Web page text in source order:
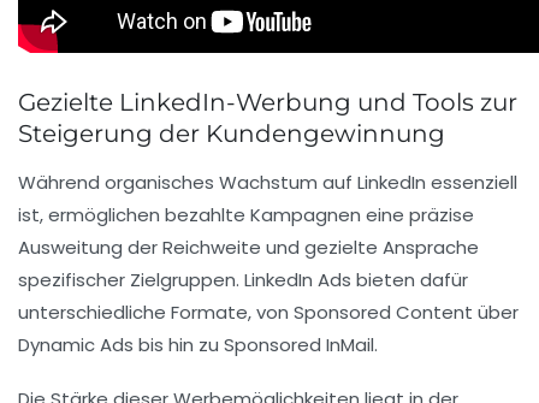
Gezielte LinkedIn-Werbung und Tools zur
Steigerung der Kundengewinnung
Während organisches Wachstum auf LinkedIn essenziell
ist, ermöglichen bezahlte Kampagnen eine präzise
Ausweitung der Reichweite und gezielte Ansprache
spezifischer Zielgruppen. LinkedIn Ads bieten dafür
unterschiedliche Formate, von Sponsored Content über
Dynamic Ads bis hin zu Sponsored InMail.